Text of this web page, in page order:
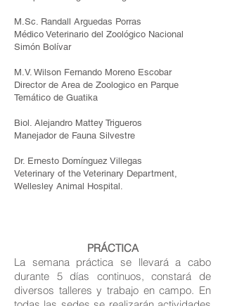
M.Sc. Randall Arguedas Porras
Médico Veterinario del Zoológico Nacional
Simón Bolívar
M.V. Wilson Fernando Moreno Escobar
Director de Area de Zoologico en Parque
Temático de Guatika
Biol. Alejandro Mattey Trigueros
Manejador de Fauna Silvestre
Dr. Ernesto Domínguez Villegas
Veterinary of the Veterinary Department,
Wellesley Animal Hospital.
PRÁCTICA
La semana práctica se llevará a cabo
durante 5 días continuos, constará de
diversos talleres y trabajo en campo. En